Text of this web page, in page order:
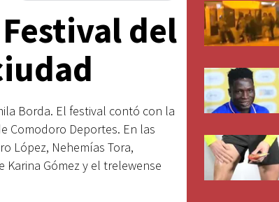
del
Borda. El festival contó con la
Comodoro Deportes. En las
López, Nehemías Tora,
Karina Gómez y el trelewense